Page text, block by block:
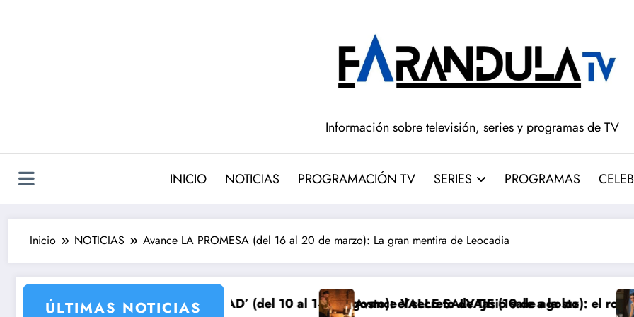
Información sobre televisión, series y programas de TV
INICIO NOTICIAS PROGRAMACIÓN TV SERIES PROGRAMAS
Inicio NOTICIAS Avance LA PROMESA (del 16 al 20 de marzo): La gran mentira de Leocadia
ÚLTIMAS NOTICIAS
(del 10 al 14de agosto): el secreto de Tasio sale a la luz
Avance VALLE SALVAJE (10 de agosto): el robo de los bebés sale a la luz
Avance ‘LA PROMESA’